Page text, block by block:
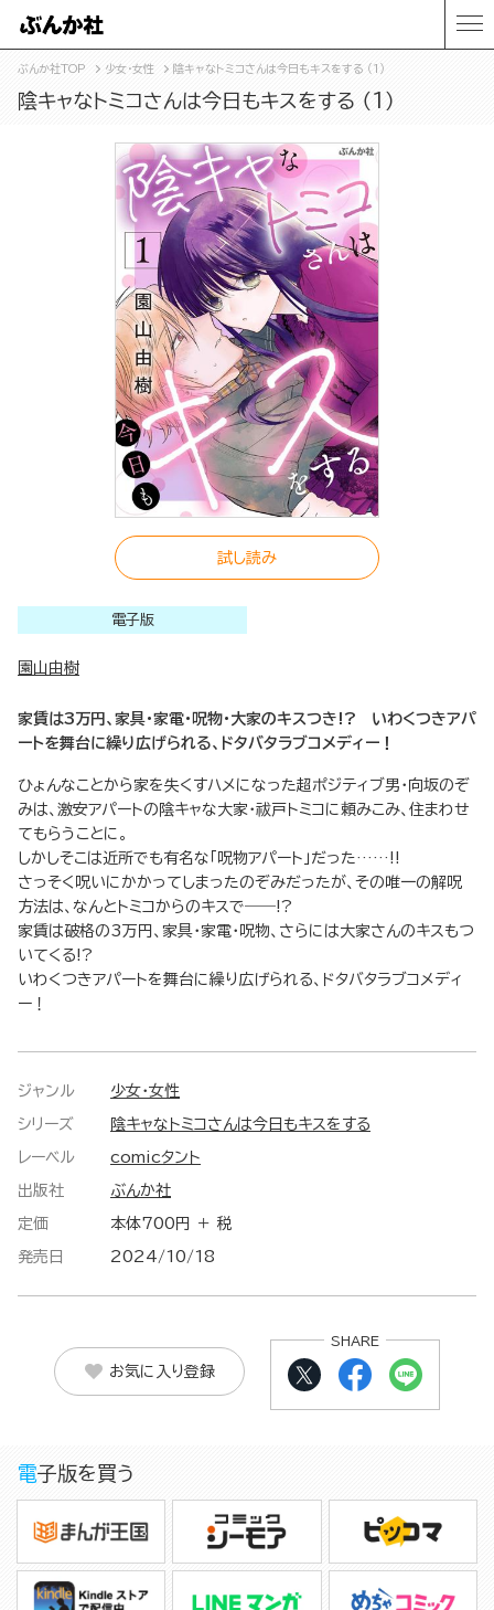
ぶんか社TOP 少女・女性 陰キャなトミコさんは今日もキスをする （1）
陰キャなトミコさんは今日もキスをする （1）
試し読み
電子版
園山由樹
家賃は3万円、家具・家電・呪物・大家のキスつき!? いわくつきアパ
ートを舞台に繰り広げられる、ドタバタラブコメディー！
ひょんなことから家を失くすハメになった超ポジティブ男・向坂のぞ
みは、激安アパートの陰キャな大家・祓戸トミコに頼みこみ、住まわせ
てもらうことに。
しかしそこは近所でも有名な「呪物アパート」だった……!!
さっそく呪いにかかってしまったのぞみだったが、その唯一の解呪
方法は、なんとトミコからのキスで――!?
家賃は破格の3万円、家具・家電・呪物、さらには大家さんのキスもつ
いてくる!?
いわくつきアパートを舞台に繰り広げられる、ドタバタラブコメディ
ー！
ジャンル 少女・女性
シリーズ 陰キャなトミコさんは今日もキスをする
レーベル comicタント
出版社 ぶんか社
定価 本体700円 ＋ 税
発売日 2024/10/18
お気に入り登録
SHARE
電子版を買う